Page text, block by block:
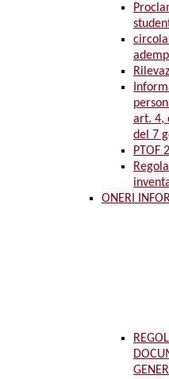
art. 4,
del 7
PTOF
ONERI